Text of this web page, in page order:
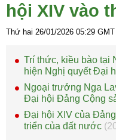
hội XIV vào
Thứ hai 26/01/2026 05:29
Trí thức, kiều bào tại
hiện Nghị quyết Đại
Ngoại trưởng Nga
Đại hội Đảng Cộng
Đại hội XIV của
triển của đất nước